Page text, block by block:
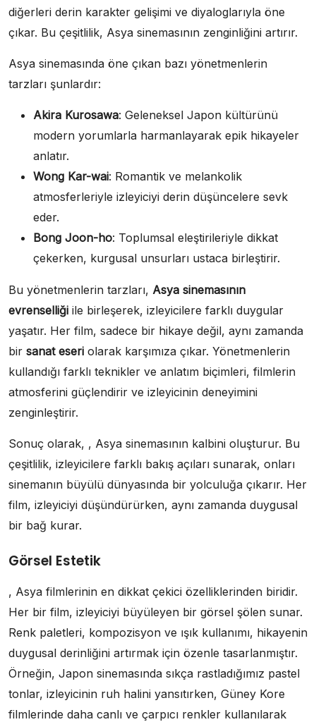
diğerleri derin karakter gelişimi ve diyaloglarıyla öne
çıkar. Bu çeşitlilik, Asya sinemasının zenginliğini artırır.
Asya sinemasında öne çıkan bazı yönetmenlerin
tarzları şunlardır:
Akira Kurosawa: Geleneksel Japon kültürünü
modern yorumlarla harmanlayarak epik hikayeler
anlatır.
Wong Kar-wai: Romantik ve melankolik
atmosferleriyle izleyiciyi derin düşüncelere sevk
eder.
Bong Joon-ho: Toplumsal eleştirileriyle dikkat
çekerken, kurgusal unsurları ustaca birleştirir.
Bu yönetmenlerin tarzları, Asya sinemasının
evrenselliği ile birleşerek, izleyicilere farklı duygular
yaşatır. Her film, sadece bir hikaye değil, aynı zamanda
bir sanat eseri olarak karşımıza çıkar. Yönetmenlerin
kullandığı farklı teknikler ve anlatım biçimleri, filmlerin
atmosferini güçlendirir ve izleyicinin deneyimini
zenginleştirir.
Sonuç olarak, , Asya sinemasının kalbini oluşturur. Bu
çeşitlilik, izleyicilere farklı bakış açıları sunarak, onları
sinemanın büyülü dünyasında bir yolculuğa çıkarır. Her
film, izleyiciyi düşündürürken, aynı zamanda duygusal
bir bağ kurar.
Görsel Estetik
, Asya filmlerinin en dikkat çekici özelliklerinden biridir.
Her bir film, izleyiciyi büyüleyen bir görsel şölen sunar.
Renk paletleri, kompozisyon ve ışık kullanımı, hikayenin
duygusal derinliğini artırmak için özenle tasarlanmıştır.
Örneğin, Japon sinemasında sıkça rastladığımız pastel
tonlar, izleyicinin ruh halini yansıtırken, Güney Kore
filmlerinde daha canlı ve çarpıcı renkler kullanılarak